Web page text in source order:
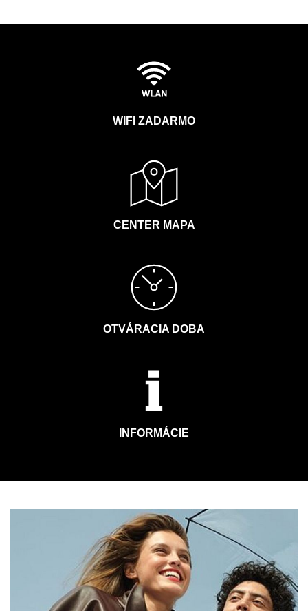
WIFI ZADARMO
CENTER MAPA
OTVÁRACIA DOBA
INFORMÁCIE